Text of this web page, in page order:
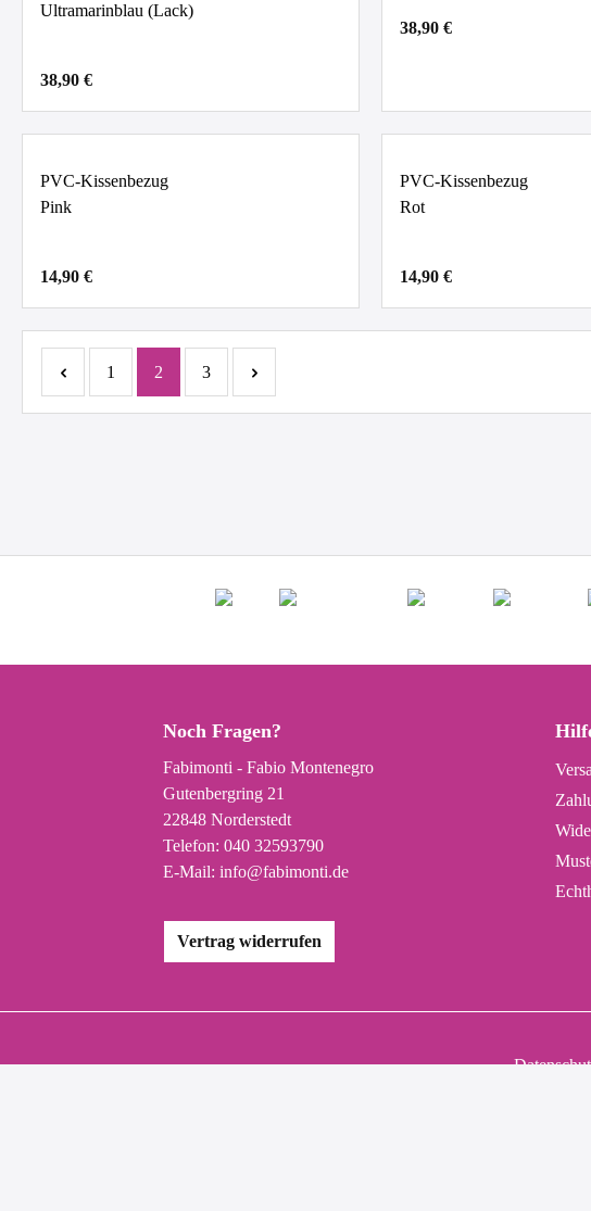
Ultramarinblau (Lack)
38,90 €
38,90 €
PVC-Kissenbezug
Pink
14,90 €
PVC-Kissenbezug
Rot
14,90 €
Seite
1 Seite
2 Seite
3
Noch Fragen?
Fabimonti - Fabio Montenegro
Gutenbergring 21
22848 Norderstedt
Telefon:040 32593790
E-Mail:info@fabimonti.de
Vertrag widerrufen